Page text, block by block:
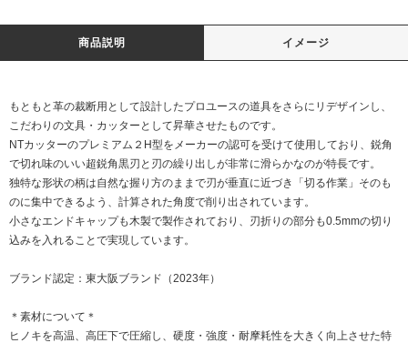
商品説明 イメージ
もともと革の裁断用として設計したプロユースの道具をさらにリデザインし、
こだわりの文具・カッターとして昇華させたものです。
NTカッターのプレミアム２H型をメーカーの認可を受けて使用しており、鋭角
で切れ味のいい超鋭角黒刃と刃の繰り出しが非常に滑らかなのが特長です。
独特な形状の柄は自然な握り方のままで刃が垂直に近づき「切る作業」そのも
のに集中できるよう、計算された角度で削り出されています。
小さなエンドキャップも木製で製作されており、刃折りの部分も0.5mmの切り
込みを入れることで実現しています。
ブランド認定：東大阪ブランド（2023年）
＊素材について＊
ヒノキを高温、高圧下で圧縮し、硬度・強度・耐摩耗性を大きく向上させた特